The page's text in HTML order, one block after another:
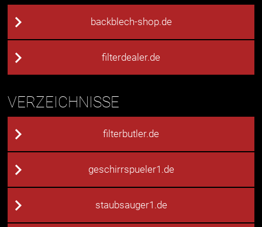
backblech-shop.de
filterdealer.de
VERZEICHNISSE
filterbutler.de
geschirrspueler1.de
staubsauger1.de